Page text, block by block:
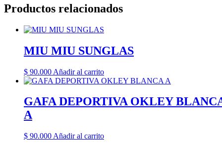
Productos relacionados
MIU MIU SUNGLAS
$ 90.000 Añadir al carrito
GAFA DEPORTIVA OKLEY
A
$ 90.000 Añadir al carrito